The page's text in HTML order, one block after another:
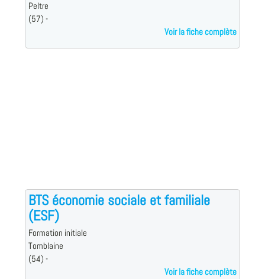
Peltre
(57) -
Voir la fiche complète
BTS économie sociale et familiale
(ESF)
Formation initiale
Tomblaine
(54) -
Voir la fiche complète